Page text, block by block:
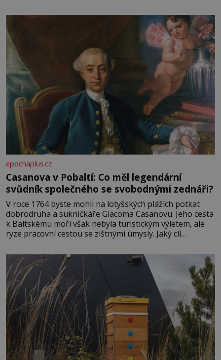
epochaplus.cz
Casanova v Pobaltí: Co měl legendární
svůdník společného se svobodnými zednáři?
V roce 1764 byste mohli na lotyšských plážích potkat
dobrodruha a sukničkáře Giacoma Casanovu. Jeho cesta
k Baltskému moři však nebyla turistickým výletem, ale
ryze pracovní cestou se zištnými úmysly. Jaký cíl
lotyšské Rigy? Casanova v Pobaltí kontaktoval tamní
zednářské lóže. Nebyl v této oblasti žádným nováčkem,
protože do zednářské